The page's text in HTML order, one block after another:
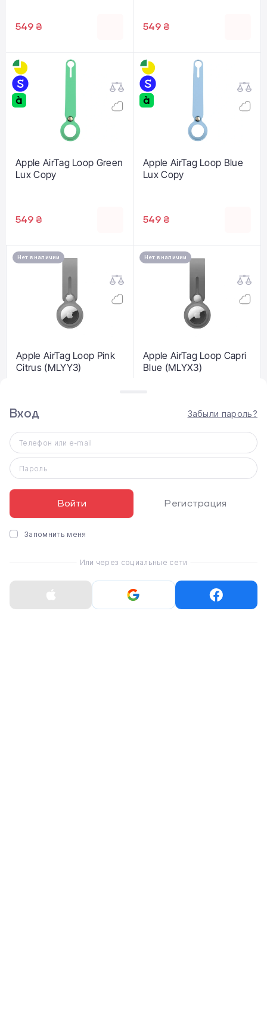
549 ₴ 549 ₴
Apple AirTag Loop Green
Lux Copy
549 ₴
Apple AirTag Loop Blue
Lux Copy
549 ₴
Нет в наличии
Apple AirTag Loop Pink
Citrus (MLYY3)
999 ₴
Нет в наличии
Apple AirTag Loop Capri
Blue (MLYX3)
Loop Baltic Blue
Loop California Poppy
2 688 ₴
Вход Забыли пароль?
Телефон или e-mail
Пароль
Войти Регистрация
Запомнить меня
Или через социальные сети